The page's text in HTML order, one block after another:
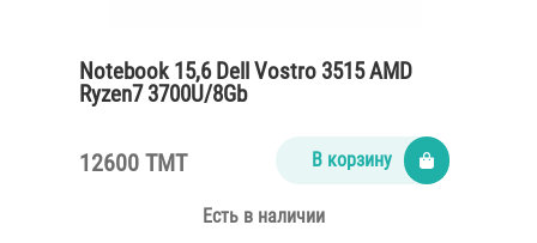
Notebook 15,6 Dell Vostro 3515 AMD
Ryzen7 3700U/8Gb
12600 TMT В корзину
Есть в наличии